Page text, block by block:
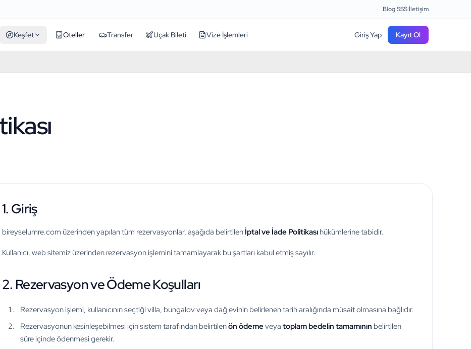
Blog|SSS|İletişim
Keşfet Oteller Transfer Uçak Bileti Vize İşlemleri Giriş Yap Kayıt Ol
1. Giriş
bireyselumre.com üzerinden yapılan tüm rezervasyonlar, aşağıda belirtilen İptal ve İade Politikası hükümlerine tabidir.
Kullanıcı, web sitemiz üzerinden rezervasyon işlemini tamamlayarak bu şartları kabul etmiş sayılır.
2. Rezervasyon ve Ödeme Koşulları
Rezervasyon işlemi, kullanıcının seçtiği villa, bungalov veya dağ evinin belirlenen tarih aralığında müsait olmasına bağlıdır.
Rezervasyonun kesinleşebilmesi için sistem tarafından belirtilenön ödemeveya toplam bedelin tamamının belirtilen
süre içinde ödenmesi gerekir.